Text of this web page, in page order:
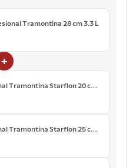
Tramontina 28 cm 3.3 L
+
Tramontina Starflon 20 cm
Tramontina Starflon 25 cm